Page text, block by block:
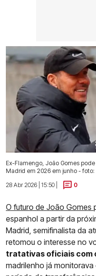
Ex-Flamengo, João Gomes
Madrid em 2026 em junho -
28 Abr 2026 | 15:50 |
0
O futuro de João Gomes
espanhol a partir da
Madrid, semifinalista da
retomou o interesse no
tratativas oficiais com
madrilenho já